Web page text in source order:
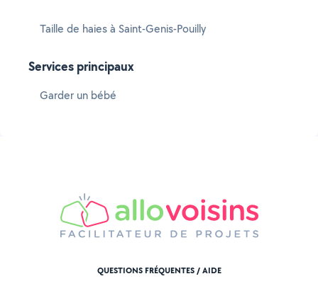
Taille de haies à Saint-Genis-Pouilly
Services principaux
Garder un bébé
QUESTIONS FRÉQUENTES / AIDE